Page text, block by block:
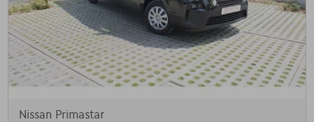
Nissan Primastar